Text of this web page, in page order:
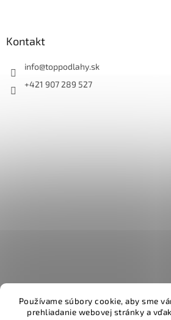
Používame súbory cookie, aby sme
prehliadanie webovej stránky a
Kontakt
info@toppodlahy.sk
+421 907 289 527